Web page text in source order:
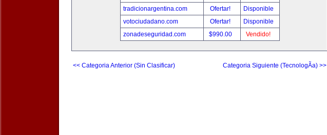
tradicionargentina.com
Ofertar!
Disponible
votociudadano.com
Ofertar!
Disponible
zonadeseguridad.com
$990.00 Vendido!
<< Categoria Anterior (Sin Clasificar) Categoria Siguiente (TecnologÃ­a) >>